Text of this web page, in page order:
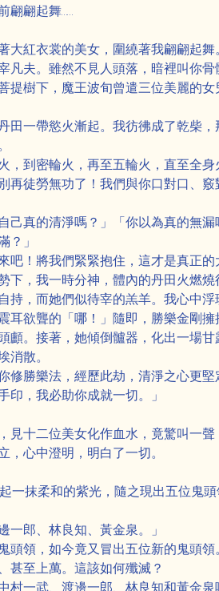
翩翩起舞……
大紅衣裳的美女，圍繞著我翩翩起
凡夫。雖然不見人頭落，暗裡叫你骨
提樹下，魔王波旬曾遣三位美麗的
田一帶慾火漸起。我彷彿成了乾柴
，到密輪火，再至五輪火，直至全
再徒勞無功了！我們與你口對口、
己真的清淨嗎？」「你以為真的無
？」
吧！將我們緊緊抱住，這才是真正的
下，我一時分神，體內的丹田火燃
持，而她們似待宰的羔羊。我心中
耳欲聾的「哪！」隨即，勝樂金剛
顱。接著，她傾倒髗器，化出一場
散。
修勝樂法，經歷此劫，清淨之心更堅
印，我必助你成就一切。」
見十二位美女化作血水，竟驚叫一
心中澄明，明白了一切。
一抹柔和的紫光，隨之現出五位鬼頭
一郎、林良知、黃金泉。」
頭領，如今竟又冒出五位新的鬼頭
甚至上萬。這該如何殲滅？